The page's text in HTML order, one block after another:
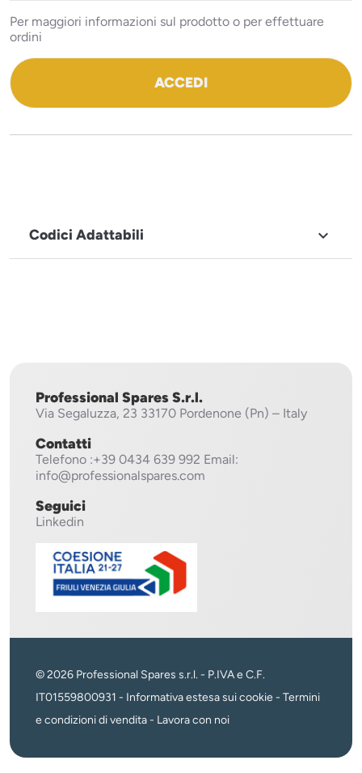
Per maggiori informazioni sul prodotto o per effettuare
ordini
ACCEDI
Codici Adattabili 
Professional Spares S.r.l.
Via Segaluzza, 23 33170 Pordenone (Pn) – Italy
Contatti
Telefono :+39 0434 639 992 Email:
info@professionalspares.com
Seguici
Linkedin
© 2026 Professional Spares s.r.l. - P.IVA e C.F.
IT01559800931 - Informativa estesa sui cookie - Termini
e condizioni di vendita- Lavora con noi